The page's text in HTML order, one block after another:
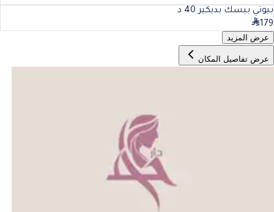
بيوتي بيسك بديكير 40 د
179
عرض المزيد
عرض تفاصيل المكان